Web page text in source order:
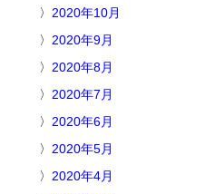
2020年10月
2020年9月
2020年8月
2020年7月
2020年6月
2020年5月
2020年4月